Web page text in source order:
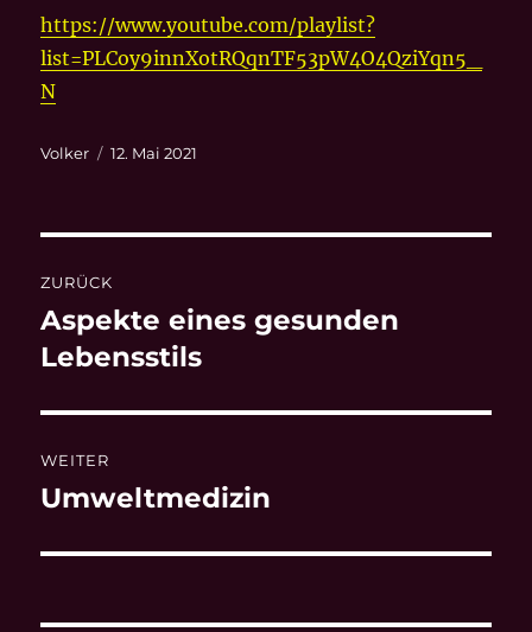
https://www.youtube.com/playlist?
list=PLCoy9innXotRQqnTF53pW4O4QziYqn5_
N
Autor
Volker
Veröffentlicht
12. Mai 2021
ZURÜCK
Vorheriger
Beitrag:
Aspekte eines gesunden
Lebensstils
WEITER
Nächster
Umweltmedizin